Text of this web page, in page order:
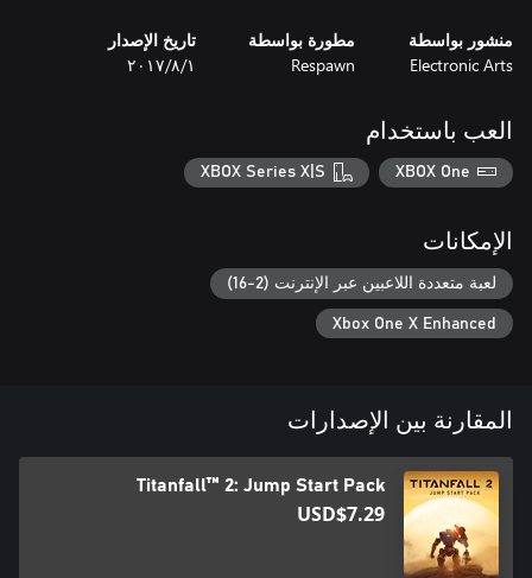
منشور بواسطة
Electronic Arts
مطورة بواسطة
Respawn
تاريخ الإصدار
١‏/٨‏/٢٠١٧
العب باستخدام
XBOX One
XBOX Series X|S
الإمكانات
لعبة متعددة اللاعبين عبر الإنترنت (2-16)
Xbox One X Enhanced
المقارنة بين الإصدارات
Titanfall™ 2: Jump Start Pack
USD$7.29